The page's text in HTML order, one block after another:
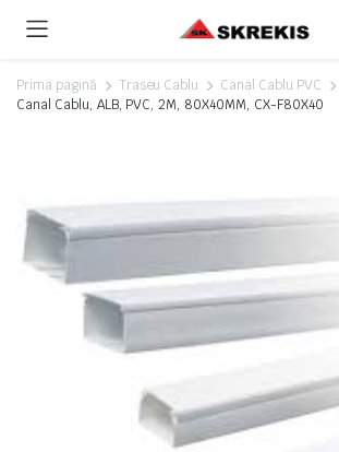
Prima pagină Traseu Cablu
Canal Cablu PVC
Canal Cablu, ALB, PVC, 2M, 80X40MM, CX-F80X40